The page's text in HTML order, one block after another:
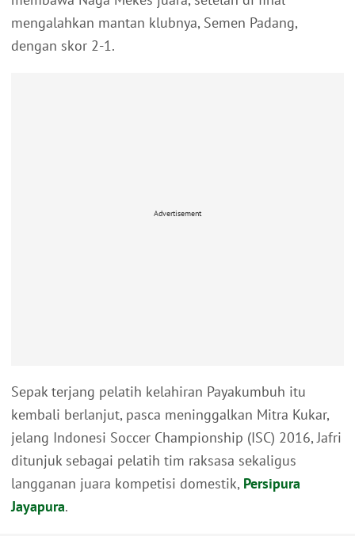
mengalahkan mantan klubnya, Semen Padang,
dengan skor 2-1.
Advertisement
Sepak terjang pelatih kelahiran Payakumbuh itu
kembali berlanjut, pasca meninggalkan Mitra Kukar,
jelang Indonesi Soccer Championship (ISC) 2016, Jafri
ditunjuk sebagai pelatih tim raksasa sekaligus
langganan juara kompetisi domestik, Persipura
Jayapura.